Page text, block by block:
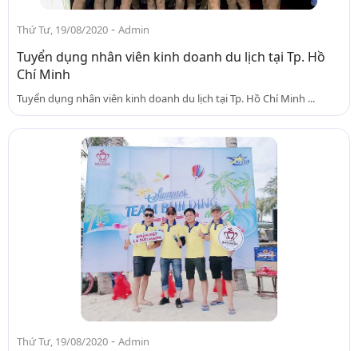
Thứ Tư, 19/08/2020 - Admin
Tuyển dụng nhân viên kinh doanh du lịch tại Tp. Hồ
Chí Minh
Tuyển dụng nhân viên kinh doanh du lịch tại Tp. Hồ Chí Minh ...
Thứ Tư, 19/08/2020 - Admin